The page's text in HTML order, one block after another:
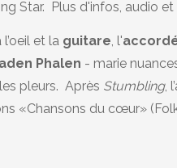
Star. Plus d'infos, audio
et la guitare , l'
Phalen - marie
pleurs. Après Stumbling,
«Chansons du cœur»